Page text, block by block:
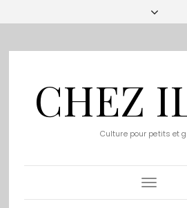
CHEZ
Culture pour petits et
Toggle